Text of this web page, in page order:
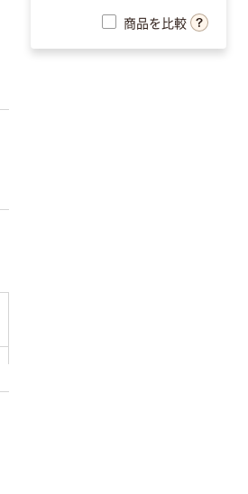
商品を比較